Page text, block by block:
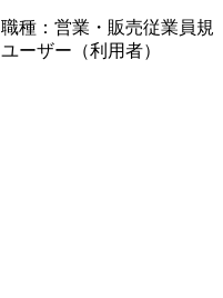
職種 ： 営業・販売従業員規
ユーザー（利用者）